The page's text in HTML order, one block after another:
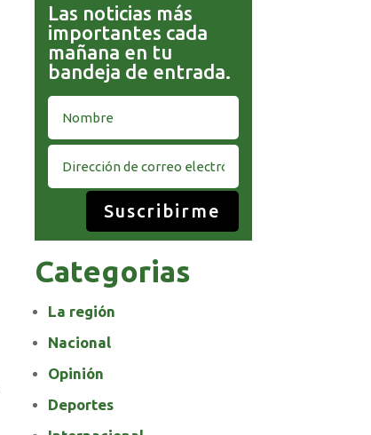
Las noticias más
importantes cada
mañana en tu
bandeja de entrada.
Suscribirme
Categorias
La región
Nacional
Opinión
Deportes